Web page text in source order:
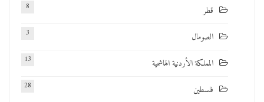
قطر 8
الصومال 3
المملكة الأردنية الهاشمية 13
فلسطين 28